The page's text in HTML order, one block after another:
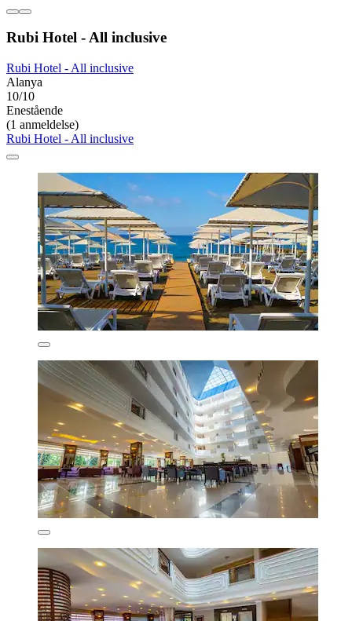
Rubi Hotel - All inclusive
Rubi Hotel - All inclusive
Alanya
10/10
Enestående
(1 anmeldelse)
Rubi Hotel - All inclusive